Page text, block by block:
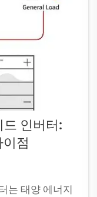
드 인버터:
점
는 태양 에너지